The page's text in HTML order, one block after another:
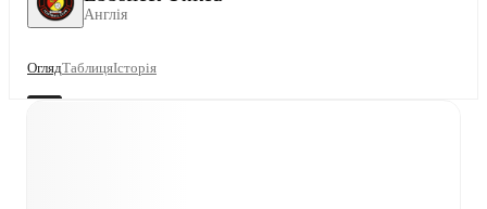
Англія
ОглядТаблицяІсторія